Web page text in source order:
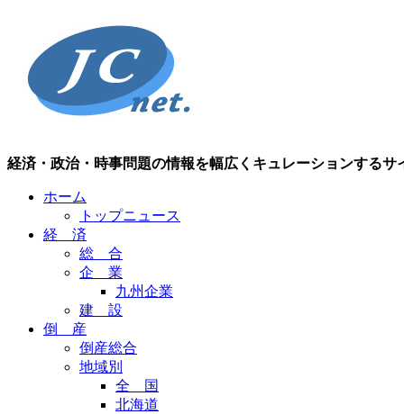
経済・政治・時事問題の情報を幅広くキュレーションするサ
ホーム
トップニュース
経 済
総 合
企 業
九州企業
建 設
倒 産
倒産総合
地域別
全 国
北海道